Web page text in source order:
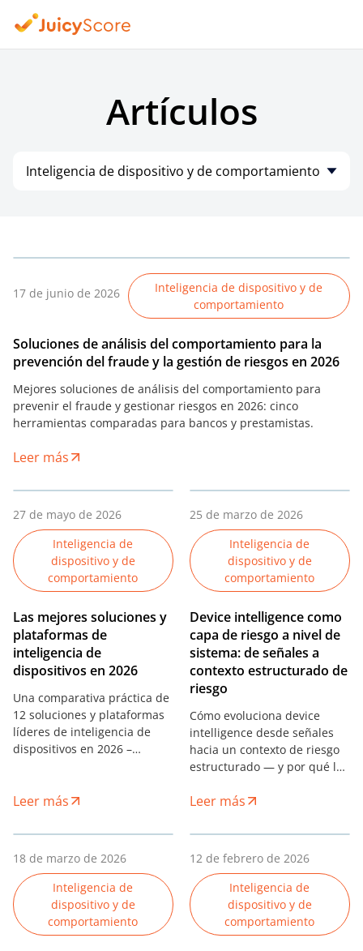
Artículos
Inteligencia de dispositivo y de comportamiento
17 de junio de 2026
Inteligencia de dispositivo y de
comportamiento
Soluciones de análisis del comportamiento para la
prevención del fraude y la gestión de riesgos en 2026
Mejores soluciones de análisis del comportamiento para
prevenir el fraude y gestionar riesgos en 2026: cinco
herramientas comparadas para bancos y prestamistas.
Leer más
27 de mayo de 2026
Inteligencia de
dispositivo y de
comportamiento
Las mejores soluciones y
plataformas de
inteligencia de
dispositivos en 2026
Una comparativa práctica de
12 soluciones y plataformas
líderes de inteligencia de
dispositivos en 2026 –
adecuación por vertical.
Leer más
25 de marzo de 2026
Inteligencia de
dispositivo y de
comportamiento
Device intelligence como
capa de riesgo a nivel de
sistema: de señales a
contexto estructurado de
riesgo
Cómo evoluciona device
intelligence desde señales
hacia un contexto de riesgo
estructurado — y por qué la
moderna depende de
aislados.
Leer más
18 de marzo de 2026
Inteligencia de
dispositivo y de
comportamiento
12 de febrero de 2026
Inteligencia de
dispositivo y de
comportamiento